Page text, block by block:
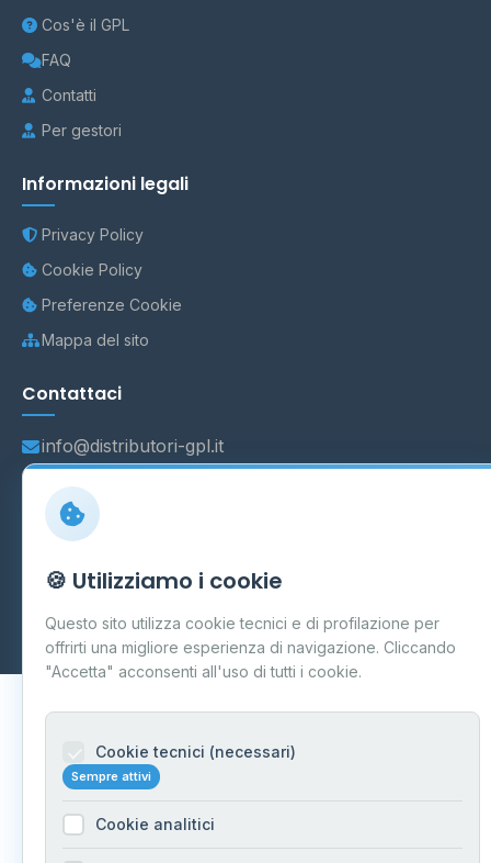
Cos'è il GPL
FAQ
Contatti
Per gestori
Informazioni legali
Privacy Policy
Cookie Policy
Preferenze Cookie
Mappa del sito
Contattaci
info@distributori-gpl.it
Carpi P.IVA 03859300364
Dati forniti daMinistero delle Imprese e del Made in Italy
Aggiornamento quotidiano
🍪 Utilizziamo i cookie
Questo sito utilizza cookie tecnici e di profilazione per
offrirti una migliore esperienza di navigazione. Cliccando
"Accetta" acconsenti all'uso di tutti i cookie.
Cookie tecnici (necessari)
Sempre attivi
Cookie analitici